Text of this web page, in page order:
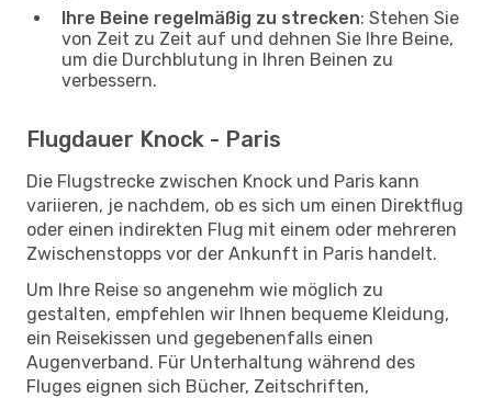
Ihre Beine regelmäßig zu strecken: Stehen Sie
von Zeit zu Zeit auf und dehnen Sie Ihre Beine,
um die Durchblutung in Ihren Beinen zu
verbessern.
Flugdauer Knock - Paris
Die Flugstrecke zwischen Knock und Paris kann
variieren, je nachdem, ob es sich um einen Direktflug
oder einen indirekten Flug mit einem oder mehreren
Zwischenstopps vor der Ankunft in Paris handelt.
Um Ihre Reise so angenehm wie möglich zu
gestalten, empfehlen wir Ihnen bequeme Kleidung,
ein Reisekissen und gegebenenfalls einen
Augenverband. Für Unterhaltung während des
Fluges eignen sich Bücher, Zeitschriften,